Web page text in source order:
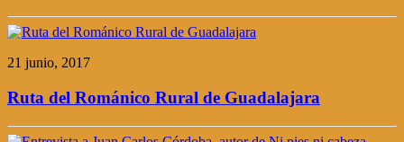
21 junio, 2017
Ruta del Románico Rural de Guadalajara